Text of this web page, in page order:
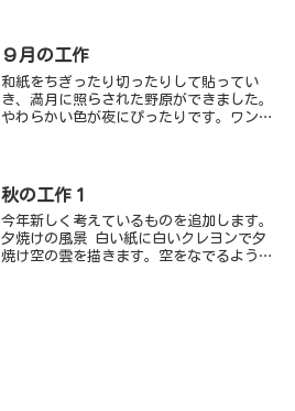
９月の工作
和紙をちぎったり切ったりして貼ってい
き、満月に照らされた野原ができました。
やわらかい色が夜にぴったりです。ワンポ
秋の工作１
今年新しく考えているものを追加します。
夕焼けの風景 白い紙に白いクレヨンで夕
焼け空の雲を描きます。空をなでるように